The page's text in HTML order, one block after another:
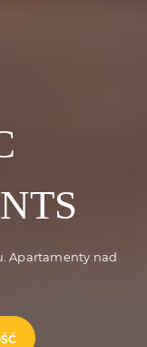
Apartamenty nad